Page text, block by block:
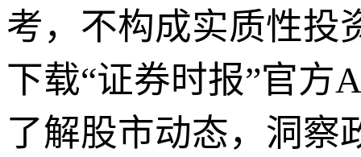
考，不构成实质性投
下载“证券时报”官方
了解股市动态，洞察